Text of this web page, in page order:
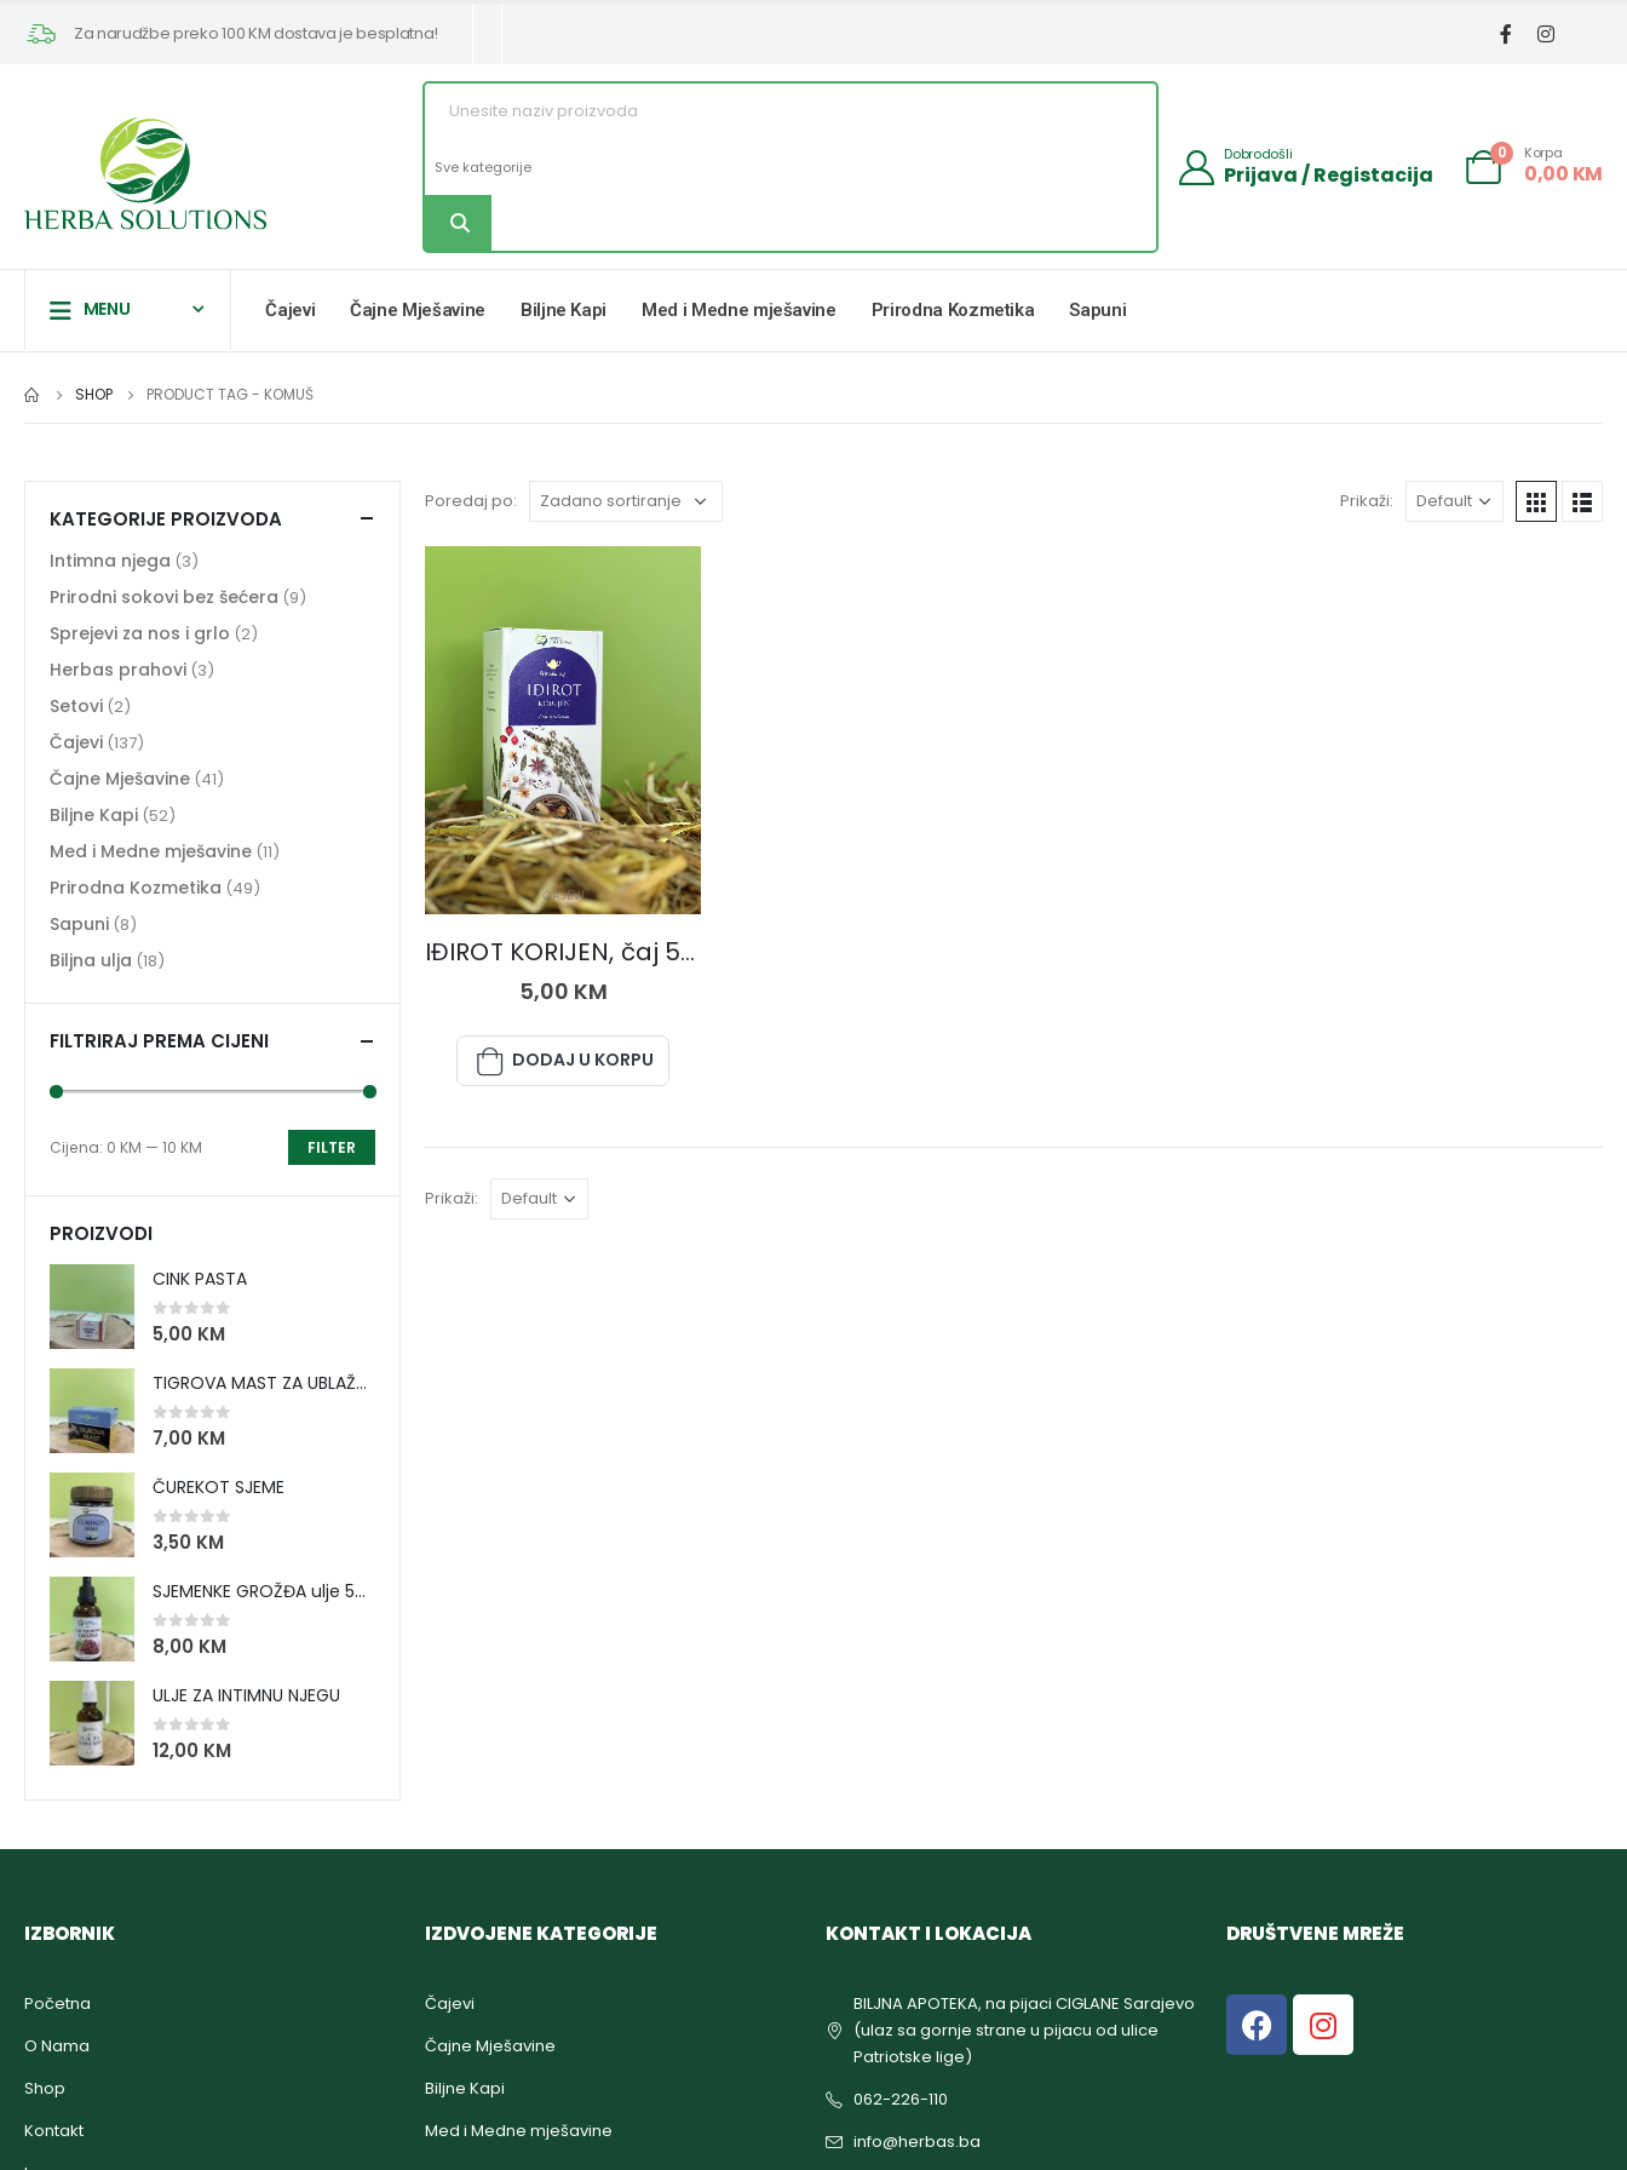
Za narudžbe preko 100 KM dostava je besplatna!
Dobrodošli
Prijava / Registacija
0 Korpa
0,00 KM
MENU Čajevi Čajne Mješavine Biljne Kapi Med i Medne mješavine Prirodna Kozmetika Sapuni
SHOP PRODUCT TAG - KOMUŠ
Poredaj po: Prikaži:
ČAJEVI
IĐIROT KORIJEN, čaj 50 gr.
5,00 KM
DODAJ U KORPU
Prikaži:
KATEGORIJE PROIZVODA
Intimna njega (3)
Prirodni sokovi bez šećera (9)
Sprejevi za nos i grlo (2)
Herbas prahovi (3)
Setovi (2)
Čajevi (137)
Čajne Mješavine (41)
Biljne Kapi (52)
Med i Medne mješavine (11)
Prirodna Kozmetika (49)
Sapuni (8)
Biljna ulja (18)
FILTRIRAJ PREMA CIJENI
FILTER
Cijena: 0 KM — 10 KM
PROIZVODI
CINK PASTA
0 out of 5
5,00 KM
TIGROVA MAST ZA UBLAŽAVANJE BOLOVA I ZAGRIJAVANJE MIŠIĆA
0 out of 5
7,00 KM
ČUREKOT SJEME
0 out of 5
3,50 KM
SJEMENKE GROŽĐA ulje 50 ml
0 out of 5
8,00 KM
ULJE ZA INTIMNU NJEGU
0out of 5
12,00 KM
IZBORNIK
Početna
O Nama
Shop
Kontakt
IZDVOJENE KATEGORIJE
Čajevi
Čajne Mješavine
Biljne Kapi
Med i Medne mješavine
KONTAKT I LOKACIJA
BILJNA APOTEKA, na pijaci CIGLANE Sarajevo
(ulaz sa gornje strane u pijacu od ulice
Patriotske lige)
062-226-110
info@herbas.ba
DRUŠTVENE MREŽE